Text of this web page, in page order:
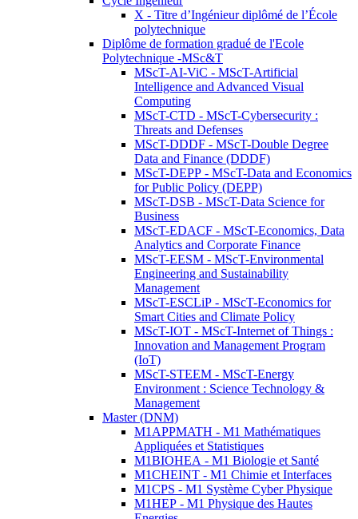
X - Titre d’Ingénieur diplômé de l’École
polytechnique
Diplôme de formation gradué de l'Ecole
Polytechnique -MSc&T
MScT-AI-ViC - MScT-Artificial
Intelligence and Advanced Visual
Computing
MScT-CTD - MScT-Cybersecurity :
Threats and Defenses
MScT-DDDF - MScT-Double Degree
Data and Finance (DDDF)
MScT-DEPP - MScT-Data and Economics
for Public Policy (DEPP)
MScT-DSB - MScT-Data Science for
Business
MScT-EDACF - MScT-Economics, Data
Analytics and Corporate Finance
MScT-EESM - MScT-Environmental
Engineering and Sustainability
Management
MScT-ESCLiP - MScT-Economics for
Smart Cities and Climate Policy
MScT-IOT - MScT-Internet of Things :
Innovation and Management Program
(IoT)
MScT-STEEM - MScT-Energy
Environment : Science Technology &
Management
Master (DNM)
M1APPMATH - M1 Mathématiques
Appliquées et Statistiques
M1BIOHEA - M1 Biologie et Santé
M1CHEINT - M1 Chimie et Interfaces
M1CPS - M1 Système Cyber Physique
M1HEP - M1 Physique des Hautes